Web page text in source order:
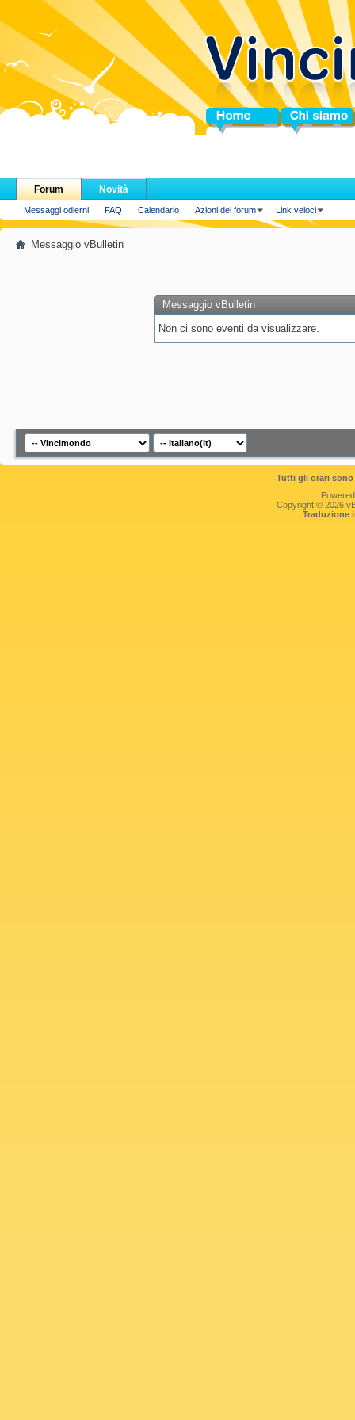
Home Chi siamo
Forum
Messaggi odierni FAQ Calendario Azioni del forum Link veloci
Novità
Messaggio vBulletin
Messaggio vBulletin
Non ci sono eventi da visualizzare.
Tutti gli orari
Copyright © 2026
Traduzione